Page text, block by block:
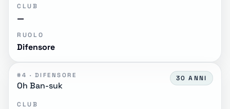
CLUB
—
RUOLO
Difensore
#4 · DIFENSORE
Oh Ban-suk
30 ANNI
CLUB